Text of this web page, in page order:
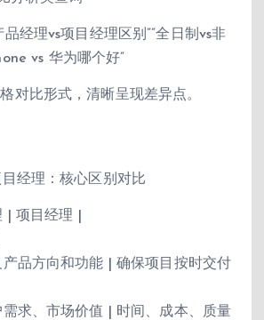
品经理vs项目经理区别””全日制vs非
vs 华为哪个好”
对比形式，清晰呈现差异点。
经理：核心区别对比
| 项目经理 |
产品方向和功能 | 确保项目按时交付
需求、市场价值 | 时间、成本、质量